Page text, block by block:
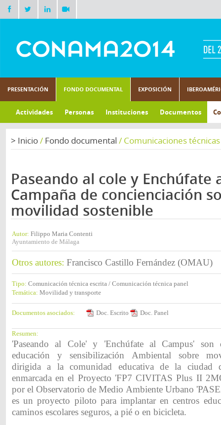
PRESENTACIÓN FONDO DOCUMENTAL EXPOSICIÓN
Actividades Personas Instituciones Documentos
> Inicio/ Fondo documental / Comunicaciones técnicas
Paseando al cole y Enchúfate
Campaña de concienciación
movilidad sostenible
Autor: Filippo Maria Contenti
Ayuntamiento de Málaga
Otros autores: Francisco Castillo Fernández (OMAU)
Tipo: Comunicación técnica escrita / Comunicación técnica panel
Temática: Movilidad y transporte
Documentos asociados: Doc. Escrito Doc. Panel
Resumen:
'Paseando al Cole' y 'Enchúfate al Campus' son
educación y sensibilización Ambiental sobre
dirigida a la comunidad educativa de la ciudad
enmarcada en el Proyecto 'FP7 CIVITAS Plus II
por el Observatorio de Medio Ambiente Urbano
es un proyecto piloto para implantar en centros
caminos escolares seguros, a pié o en bicicleta.